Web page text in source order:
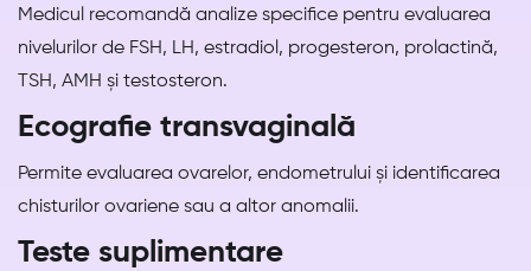
Medicul recomandă analize specifice pentru evaluarea
nivelurilor de FSH, LH, estradiol, progesteron, prolactină,
TSH, AMH și testosteron.
Ecografie transvaginală
Permite evaluarea ovarelor, endometrului și identificarea
chisturilor ovariene sau a altor anomalii.
Teste suplimentare